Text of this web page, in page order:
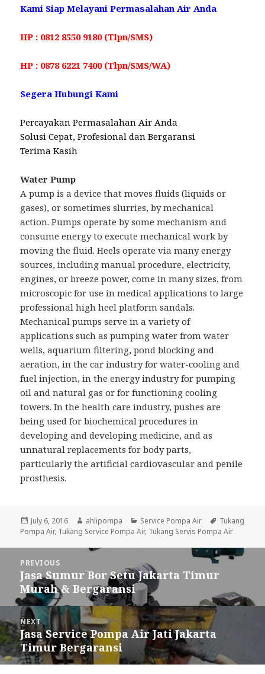
Kami Siap Melayani Permasalahan Air Anda
HP : 0812 8550 9180 (Tlpn/SMS)
HP : 0878 6221 7400 (Tlpn/SMS/WA)
Segera Hubungi Kami
Percayakan Permasalahan Air Anda
Solusi Cepat, Profesional dan Bergaransi
Terima Kasih
Water Pump
A pump is a device that moves fluids (liquids or
gases), or sometimes slurries, by mechanical
action. Pumps operate by some mechanism and
consume energy to execute mechanical work by
moving the fluid. Heels operate via many energy
sources, including manual procedure, electricity,
engines, or breeze power, come in many sizes, from
microscopic for use in medical applications to large
professional high heel platform sandals.
Mechanical pumps serve in a variety of
applications such as pumping water from water
wells, aquarium filtering, pond blocking and
aeration, in the car industry for water-cooling and
fuel injection, in the energy industry for pumping
oil and natural gas or for functioning cooling
towers. In the health care industry, pushes are
being used for biochemical procedures in
developing and developing medicine, and as
unnatural replacements for body parts,
particularly the artificial cardiovascular and penile
prosthesis.
Posted
on
July 6, 2016 Author
ahlipompa Categories
Service Pompa Air Tags
Tukang
Pompa Air, Tukang Service Pompa Air, Tukang Servis Pompa Air
navigation
PREVIOUS
Previous
post:
Jasa Sumur Bor Setu Jakarta Timur
Murah & Bergaransi
NEXT
Next
post:
Jasa Service Pompa Air Jati Jakarta
Timur Bergaransi